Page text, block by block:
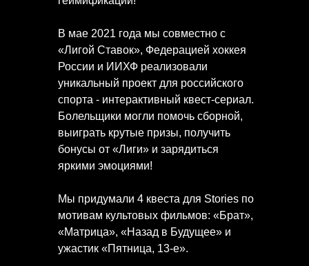
В мае 2021 года мы совместно с
«Лигой Ставок», Федерацией хоккея
России и ИИХФ реализовали
уникальный проект для российского
спорта - интерактивный квест-сериал.
Болельщики могли помочь сборной,
выиграть крутые призы, получить
бонусы от «Лиги» и зарядиться
яркими эмоциями!
Мы придумали 4 квеста для Stories по
мотивам культовых фильмов: «Брат»,
«Матрица», «Назад в Будущее» и
ужастик «Пятница, 13-е».